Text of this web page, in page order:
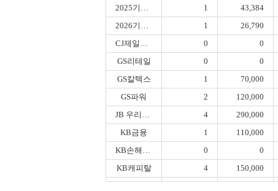
2025기보제일차유동화전문
1 43,384
2026기보제일차유동화전문
1 26,790
CJ제일제당
0 0
GS리테일
0 0
GS칼텍스
1 70,000
GS파워
2 120,000
JB 우리캐피탈
4 290,000
KB금융
1 110,000
KB손해보험
0 0
KB캐피탈
4 150,000